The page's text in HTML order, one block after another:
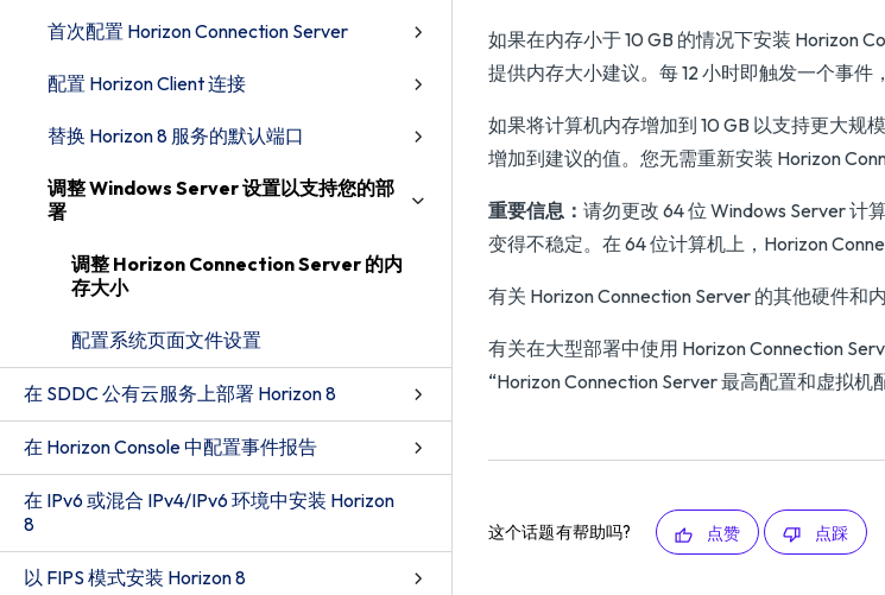
首次配置 Horizon Connection Server
配置 Horizon Client 连接
替换 Horizon 8 服务的默认端口
调整 Windows Server 设置以支持您的部
署
调整 Horizon Connection Server 的内
存大小
配置系统页面文件设置
在 SDDC 公有云服务上部署 Horizon 8
在 Horizon Console 中配置事件报告
在 IPv6 或混合 IPv4/IPv6 环境中安装 Horizon
8
以 FIPS 模式安装 Horizon 8
如果在内存小于 10 GB 的情况下安装 Horizon
提供内存大小建议。每 12 小时即触发一个事件
如果将计算机内存增加到 10 GB 以支持更大规
增加到建议的值。您无需重新安装 Horizon
重要信息： 请勿更改 64 位 Windows Server 计
变得不稳定。在 64 位计算机上，Horizon
有关 Horizon Connection Server 的其他硬件和
有关在大型部署中使用 Horizon Connection
“Horizon Connection Server 最高配置和虚拟机
这个话题有帮助吗? 点赞 点踩